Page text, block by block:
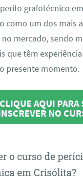
grafotécnico
como um dos mais
mercado, sendo
que têm
presente momento.
CLIQUE AQUI PARA
NO
o curso de
em Crisólita?